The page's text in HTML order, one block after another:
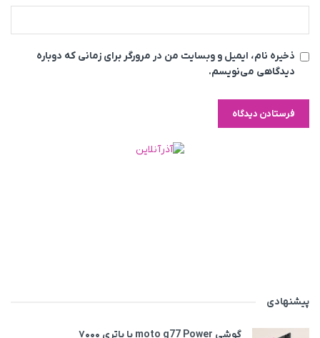
ذخیره نام، ایمیل و وبسایت من در مرورگر برای زمانی که دوباره
دیدگاهی می‌نویسم.
پیشنهادی
گوشی moto g77 Power با باتری ۷۰۰۰